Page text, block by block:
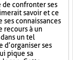
de confronter ses
savoir et ce
ses connaissances
recours à un
un tel
d’organiser ses
pique sa